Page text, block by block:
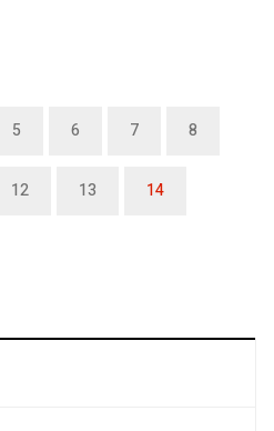
5 6 7 8
12 13 14